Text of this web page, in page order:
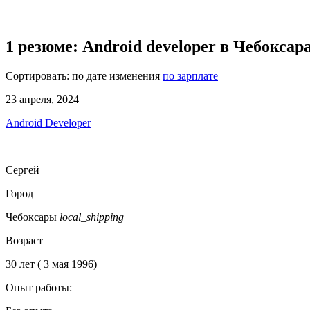
1 резюме: Android developer в
Сортировать: по дате изменения по зарплате
23 апреля, 2024
Android Developer
Сергей
Город
Чебоксары local_shipping
Возраст
30 лет ( 3 мая 1996)
Опыт работы: